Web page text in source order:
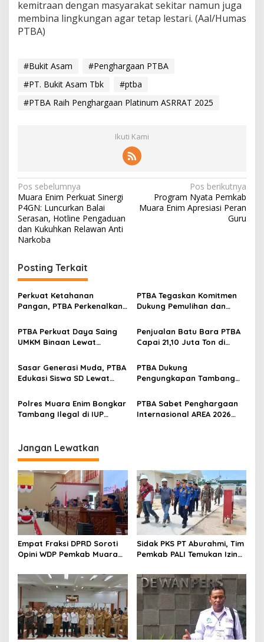
kemitraan dengan masyarakat sekitar namun juga
membina lingkungan agar tetap lestari. (Aal/Humas
PTBA)
#Bukit Asam
#Penghargaan PTBA
#PT. Bukit Asam Tbk
#ptba
#PTBA Raih Penghargaan Platinum ASRRAT 2025
Ikuti Kami
N
a
v
i
a
s
i
o
Pos sebelumnya
Muara Enim Perkuat Sinergi
P4GN: Luncurkan Balai
Serasan, Hotline Pengaduan
dan Kukuhkan Relawan Anti
Narkoba
Pos berikutnya
Program Nyata Pemkab
Muara Enim Apresiasi Peran
Guru
Posting Terkait
Perkuat Ketahanan
Pangan, PTBA Perkenalkan
Inagritech 2026
PTBA Tegaskan Komitmen
Dukung Pemulihan dan
Sungai
PTBA Perkuat Daya Saing
UMKM Binaan Lewat
Festival 2026
Penjualan Batu Bara PTBA
Capai 21,10 Juta Ton di
Sasar Generasi Muda, PTBA
Edukasi Siswa SD Lewat
PTBA Dukung
Pengungkapan Tambang
IUP Perseroan
Polres Muara Enim Bongkar
Tambang Ilegal di IUP
PTBA Sabet Penghargaan
Internasional AREA 2026
Jangan Lewatkan
Empat Fraksi DPRD Soroti
Opini WDP Pemkab Muara
Kelola Keuangan
Sidak PKS PT Aburahmi, Tim
Pemkab PALI Temukan Izin